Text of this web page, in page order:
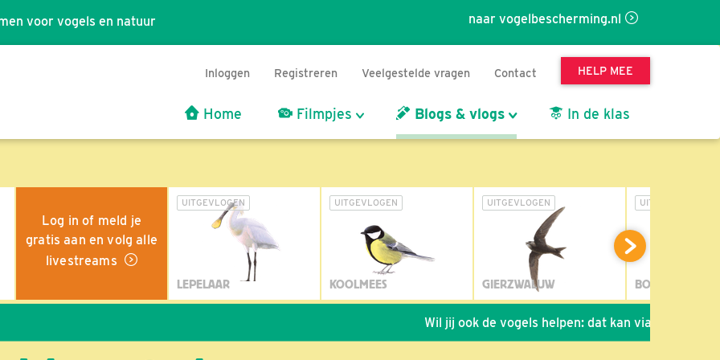
naar vogelbescherming.nl
voor vogels en natuur
Inloggen Registreren Veelgestelde vragen Contact HELP MEE
Home Filmpjes Blogs & vlogs In de klas
Log in of meld je
gratis aan en volg alle
livestreams
UITGEVLOGEN
LEPELAAR
UITGEVLOGEN
KOOLMEES
UITGEVLOGEN
GIERZWALUW
UITGEVLOGEN
BOSUIL
Wil jij ook de vogels helpen: dat kan via de link!